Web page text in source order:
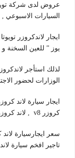
عروض لدى شركة
السيارات الاسبوعي ,
ايجار لاندكروزر
يوز ” للعين السخنة و
لذلك استأجر
الوزارات لحضور
ايجار سيارة لاند
كروزر v8 , لاند كروزر الساير , تأجير السيارة لاندكروزر .
تاجير افخم سيارة